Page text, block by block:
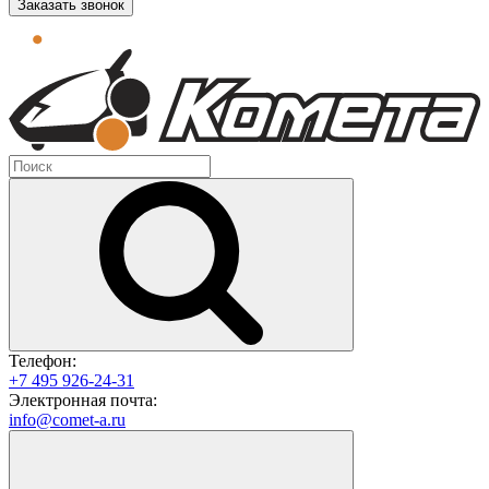
Заказать звонок
Телефон:
+7 495 926-24-31
Электронная почта:
info@comet-a.ru